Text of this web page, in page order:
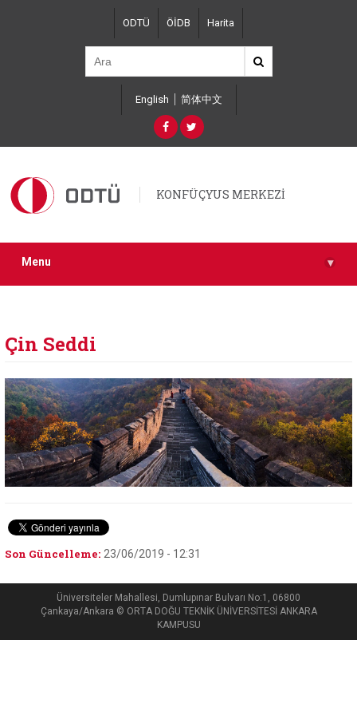
ODTÜ ÖİDB Harita
English 简体中文
KONFÜÇYUS MERKEZİ
Menu ▾
Çin Seddi
Son Güncelleme: 23/06/2019 - 12:31
Üniversiteler Mahallesi, Dumlupınar Bulvarı No:1, 06800
Çankaya/Ankara © ORTA DOĞU TEKNİK ÜNİVERSİTESİ ANKARA
KAMPUSU